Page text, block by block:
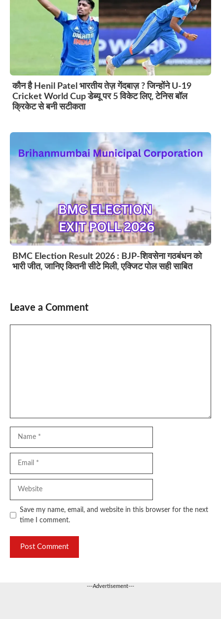
कौन है Henil Patel भारतीय तेज़ गेंदबाज़ ? जिन्होंने U-19
Cricket World Cup डेब्यू पर 5 विकेट लिए, टेनिस बॉल
क्रिकेट से बनी सटीकता
BMC Election Result 2026 : BJP-शिवसेना गठबंधन को
भारी जीत, जानिए कितनी सीटे मिली, एक्जिट पोल सही साबित
Leave a Comment
Save my name, email, and website in this browser for the next
time I comment.
---Advertisement---